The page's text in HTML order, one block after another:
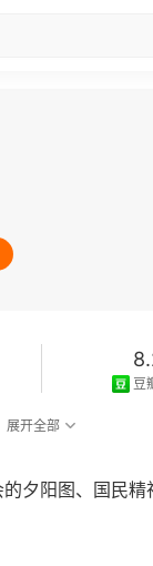
豆
展开全部
夕阳图、国民